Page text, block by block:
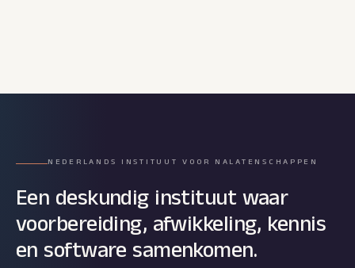
NEDERLANDS INSTITUUT VOOR NALATENSCHAPPEN
Een deskundig instituut waar
voorbereiding, afwikkeling, kennis
en software samenkomen.